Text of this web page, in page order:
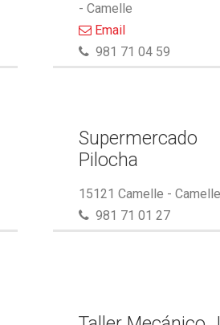
- Camelle
Email
981 71 04 59
Supermercado
Pilocha
15121 Camelle - Camelle
981 71 01 27